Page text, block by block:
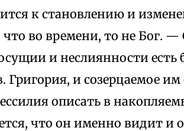
к становлению и
во времени, то не Бог.
и неслиянности есть
Григория, и созерцаемое
описать в
что он именно видит и